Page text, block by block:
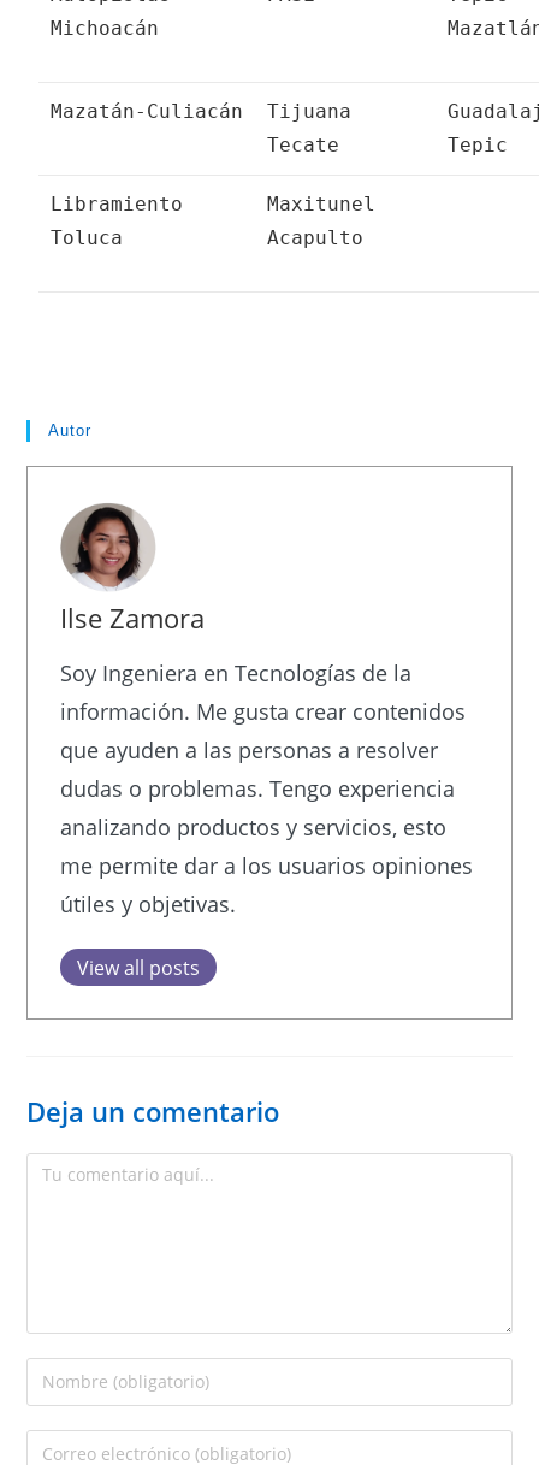
Michoacán
Mazatán-Culiacán
Tijuana
Tecate
Tepic
Libramiento
Toluca
Maxitunel
Acapulto
Autor
Ilse Zamora
Soy Ingeniera en Tecnologías de la
información. Me gusta crear contenidos
que ayuden a las personas a resolver
dudas o problemas. Tengo experiencia
analizando productos y servicios, esto
me permite dar a los usuarios opiniones
útiles y objetivas.
View all posts
Deja un comentario